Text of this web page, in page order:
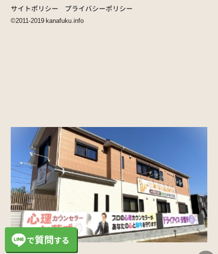
サイトポリシー プライバシーポリシー
©2011-2019 kanafuku.info